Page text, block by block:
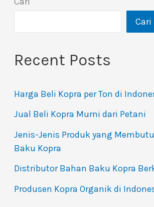
Cari
Recent Posts
Harga Beli Kopra per Ton di
Jual Beli Kopra Murni dari Petani
Jenis-Jenis Produk yang
Baku Kopra
Distributor Bahan Baku Kopra
Produsen Kopra Organik di